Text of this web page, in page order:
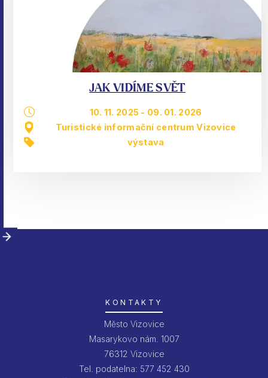
JAK VIDÍME SVĚT
10. 11. 2025 - 09. 01. 2026
Turistické informační centrum Vizovice
výstava
KONTAKTY
Město Vizovice
Masarykovo nám. 1007
76312 Vizovice
Tel. podatelna: 577 452 430